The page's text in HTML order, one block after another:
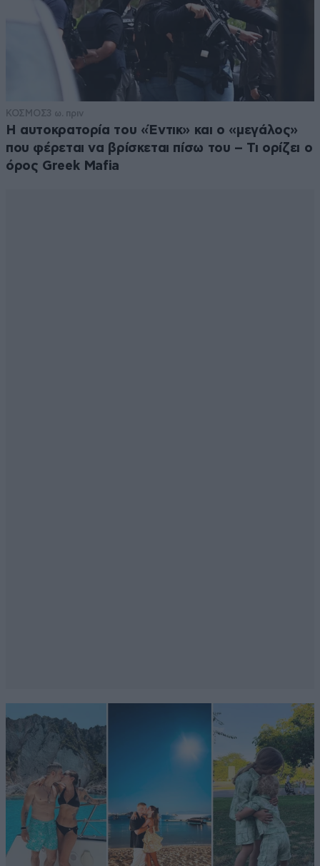
ΚΟΣΜΟΣ3 ω. πριν
Η αυτοκρατορία του «Έντικ» και ο «μεγάλος»
που φέρεται να βρίσκεται πίσω του – Τι ορίζει ο
όρος Greek Mafia